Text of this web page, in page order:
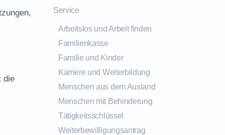
die
Service
Arbeitslos und Arbeit finden
Familienkasse
Familie und Kinder
Karriere und Weiterbildung
Menschen aus dem Ausland
Menschen mit Behinderung
Tätigkeitsschlüssel
Weiterbewilligungsantrag